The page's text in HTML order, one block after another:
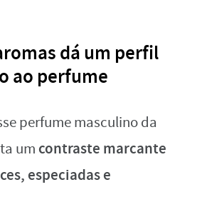
dá um perfil
ao perfume
perfume masculino da
um contraste marcante
especiadas e